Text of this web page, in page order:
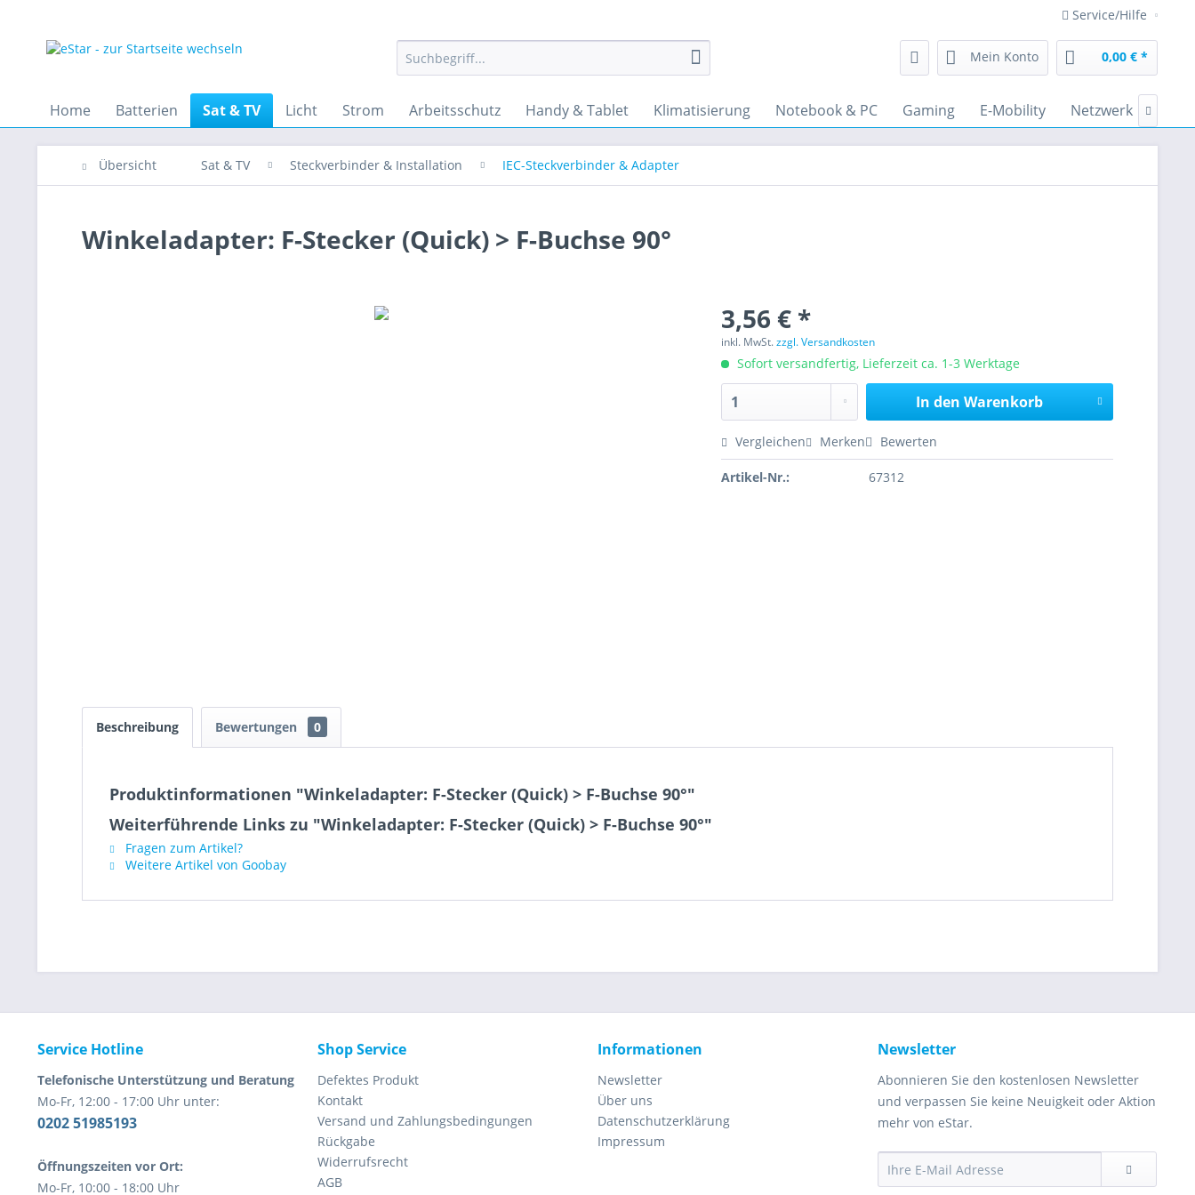
Service/Hilfe
Mein Konto 0,00 € *
Home Batterien Sat & TV Licht Strom Arbeitsschutz Handy & Tablet Klimatisierung Notebook & PC Gaming E-Mobility Netzwerk 
Übersicht Sat & TV Steckverbinder & Installation IEC-Steckverbinder & Adapter
Winkeladapter: F-Stecker (Quick) > F-Buchse 90°
3,56 € *
inkl. MwSt.zzgl. Versandkosten
Sofort versandfertig, Lieferzeit ca. 1-3 Werktage
In den Warenkorb
Vergleichen Merken Bewerten
Artikel-Nr.: 67312
Beschreibung Bewertungen 0
Produktinformationen "Winkeladapter: F-Stecker (Quick) > F-Buchse 90°"
Weiterführende Links zu "Winkeladapter: F-Stecker (Quick) > F-Buchse 90°"
Fragen zum Artikel?
Weitere Artikel von Goobay
Service Hotline
Telefonische Unterstützung und Beratung
Mo-Fr, 12:00 - 17:00 Uhr unter:
0202 51985193
Öffnungszeiten vor Ort:
Mo-Fr, 10:00 - 18:00 Uhr
Shop Service
Defektes Produkt
Kontakt
Versand und Zahlungsbedingungen
Rückgabe
Widerrufsrecht
AGB
Informationen
Newsletter
Über uns
Datenschutzerklärung
Impressum
Newsletter
Abonnieren Sie den kostenlosen Newsletter
und verpassen Sie keine Neuigkeit oder Aktion
mehr von eStar.